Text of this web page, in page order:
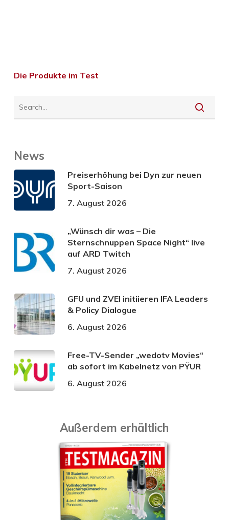
Die Produkte im Test
News
Preiserhöhung bei Dyn zur neuen
Sport-Saison
7. August 2026
„Wünsch dir was – Die
Sternschnuppen Space Night“ live
auf ARD Twitch
7. August 2026
GFU und ZVEI initiieren IFA Leaders
& Policy Dialogue
6. August 2026
Free-TV-Sender „wedotv Movies“
ab sofort im Kabelnetz von PŸUR
6. August 2026
Außerdem erhältlich